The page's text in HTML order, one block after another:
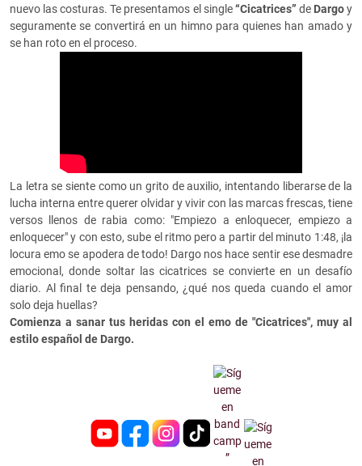
nuevo las costuras. Te presentamos el single“Cicatrices” de Dargoy
seguramente se convertirá en un himno para quienes han amado y
se han roto en el proceso.
La letra se siente como un grito de auxilio, intentando liberarse de la
lucha interna entre querer olvidar y vivir con las marcas frescas, tiene
versos llenos de rabia como: "Empiezo a enloquecer, empiezo a
enloquecer" y con esto, sube el ritmo pero a partir del minuto 1:48, ¡la
locura emo se apodera de todo! Dargo nos hace sentir ese desmadre
emocional, donde soltar las cicatrices se convierte en un desafío
diario. Al final te deja pensando, ¿qué nos queda cuando el amor
solo deja huellas?
Comienza a sanar tus heridas con el emo de "Cicatrices", muy al
estilo español de Dargo.